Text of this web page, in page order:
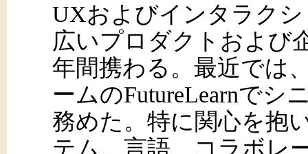
UXおよびインタラク
広いプロダクトおよび
年間携わる。最近では
ームのFutureLearnでシ
務めた。特に関心を抱
テム、言語、コラボレ